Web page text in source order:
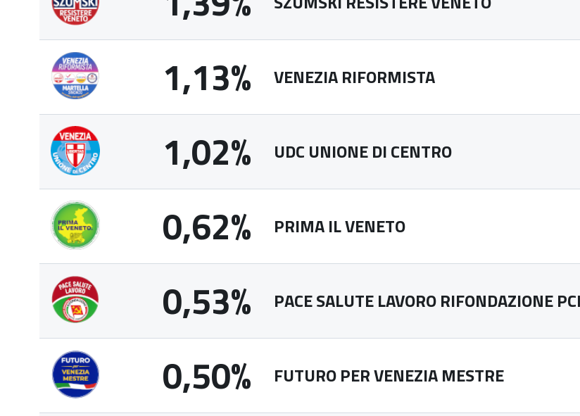
1,13% VENEZIA RIFORMISTA
1,02% UDC UNIONE DI CENTRO
0,62% PRIMA IL VENETO
0,53% PACE SALUTE LAVORO RIFONDAZIONE PCI
0,50% FUTURO PER VENEZIA MESTRE